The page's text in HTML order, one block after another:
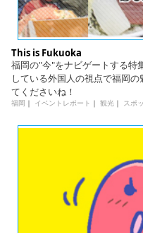
This is Fukuoka
福岡の"今"をナビゲートする特
している外国人の視点で福岡
てくださいね！
福岡 ｜ イベントレポート ｜ 観光｜ スポ